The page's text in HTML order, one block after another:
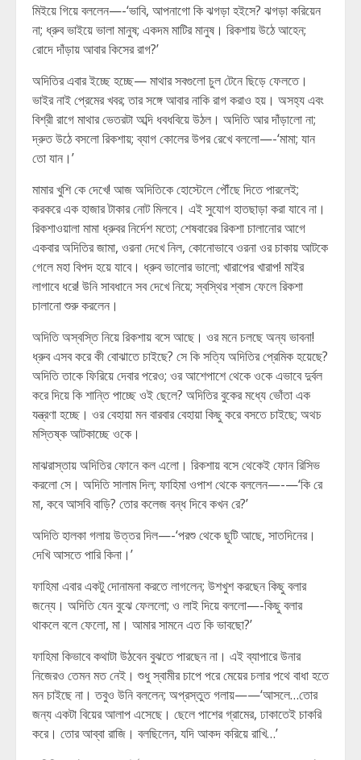
মিইয়ে গিয়ে বললেন—-‘ভাবি, আপনাগো কি ঝগড়া হইসে? ঝগড়া করিয়েন
না; ধ্রুব ভাইয়ে ভালা মানুষ; একদম মাটির মানুষ। রিকশায় উঠে আহেন;
রোদে দাঁড়ায় আবার কিসের রাগ?’
অদিতির এবার ইচ্ছে হচ্ছে— মাথার সবগুলো চুল টেনে ছিড়ে ফেলতে।
ভাইর নাই প্রেমের খবর; তার সঙ্গে আবার নাকি রাগ করাও হয়। অসহ্য এবং
বিশ্রী রাগে মাথার ভেতরটা অব্দি ধবধবিয়ে উঠল। অদিতি আর দাঁড়ালো না;
দ্রুত উঠে বসলো রিকশায়; ব্যাগ কোলের উপর রেখে বললো—-‘মামা; যান
তো যান।’
মামার খুশি কে দেখে! আজ অদিতিকে হোস্টেলে পৌঁছে দিতে পারলেই;
করকরে এক হাজার টাকার নোট মিলবে। এই সুযোগ হাতছাড়া করা যাবে না।
রিকশাওয়ালা মামা ধ্রুবর নির্দেশ মতো; শেষবারের রিকশা চালানোর আগে
একবার অদিতির জামা, ওরনা দেখে নিল, কোনোভাবে ওরনা ওর চাকায় আটকে
গেলে মহা বিপদ হয়ে যাবে। ধ্রুব ভালোর ভালো; খারাপের খারাপ! মাইর
লাগাবে ধরে! উনি সাবধানে সব দেখে নিয়ে; স্বস্থির শ্বাস ফেলে রিকশা
চালানো শুরু করলেন।
অদিতি অস্বস্তি নিয়ে রিকশায় বসে আছে। ওর মনে চলছে অন্য ভাবনা!
ধ্রুব এসব করে কী বোঝাতে চাইছে? সে কি সত্যি অদিতির প্রেমিক হয়েছে?
অদিতি তাকে ফিরিয়ে দেবার পরেও; ওর আশেপাশে থেকে ওকে এভাবে দুর্বল
করে দিয়ে কি শান্তি পাচ্ছে ওই ছেলে? অদিতির বুকের মধ্যে ভোঁতা এক
যন্ত্রণা হচ্ছে। ওর বেহায়া মন বারবার বেহায়া কিছু করে বসতে চাইছে; অথচ
মস্তিষ্ক আটকাচ্ছে ওকে।
মাঝরাস্তায় অদিতির ফোনে কল এলো। রিকশায় বসে থেকেই ফোন রিসিভ
করলো সে। অদিতি সালাম দিল; ফাহিমা ওপাশ থেকে বললেন—-—‘কি রে
মা, কবে আসবি বাড়ি? তোর কলেজ বন্ধ দিবে কখন রে?’
অদিতি হালকা গলায় উত্তর দিল—-‘পরশু থেকে ছুটি আছে, সাতদিনের।
দেখি আসতে পারি কিনা।’
ফাহিমা এবার একটু দোনামনা করতে লাগলেন; উশখুশ করছেন কিছু বলার
জন্যে। অদিতি যেন বুঝে ফেললো; ও লাই দিয়ে বললো—-কিছু বলার
থাকলে বলে ফেলো, মা। আমার সামনে এত কি ভাবছো?’
ফাহিমা কিভাবে কথাটা উঠবেন বুঝতে পারছেন না। এই ব্যাপারে উনার
নিজেরও তেমন মত নেই। শুধু স্বামীর চাপে পরে মেয়ের চলার পথে বাধা হতে
মন চাইছে না। তবুও উনি বললেন; অপ্রস্তুত গলায়——‘আসলে…তোর
জন্য একটা বিয়ের আলাপ এসেছে। ছেলে পাশের গ্রামের, ঢাকাতেই চাকরি
করে। তোর আব্বা রাজি। বলছিলেন, যদি আকদ করিয়ে রাখি…’